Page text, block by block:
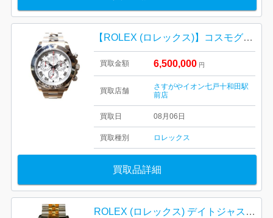
【ROLEX (ロレックス)】コスモグラフ デイトナ / メテオライト文字盤 / Ref.116509
買取金額 6,500,000 円
買取店舗
さすがやイオン七戸十和田駅
前店
買取日 08月06日
買取種別 ロレックス
買取品詳細
ROLEX (ロレックス) デイトジャスト Ref.16233 腕時計